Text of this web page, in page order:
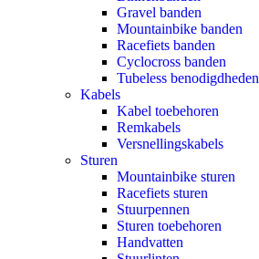
Gravel banden
Mountainbike banden
Racefiets banden
Cyclocross banden
Tubeless benodigdheden
Kabels
Kabel toebehoren
Remkabels
Versnellingskabels
Sturen
Mountainbike sturen
Racefiets sturen
Stuurpennen
Sturen toebehoren
Handvatten